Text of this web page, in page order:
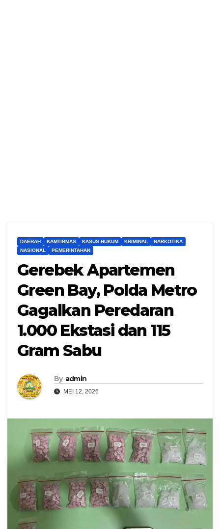
DAERAH KAMTIBMAS KASUS HUKUM KRIMINAL
NARKOTIKA
NASIONAL
PEMERINTAHAN
Gerebek Apartemen
Green Bay, Polda Metro
Gagalkan Peredaran
1.000 Ekstasi dan 115
Gram Sabu
By admin
MEI 12, 2026